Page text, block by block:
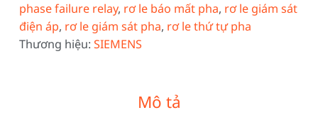
phase failure relay, rơ le báo mất pha, rơ le giám sát
điện áp, rơ le giám sát pha, rơ le thứ tự pha
Thương hiệu: SIEMENS
Mô tả